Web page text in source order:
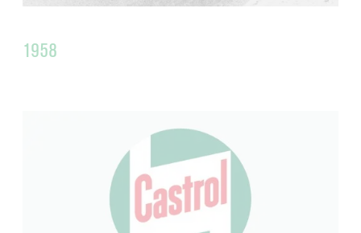
1958